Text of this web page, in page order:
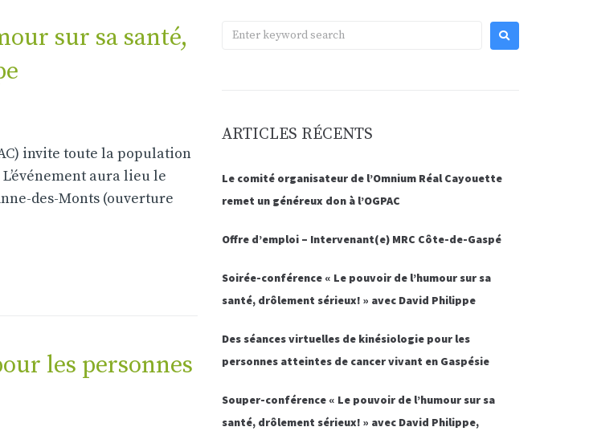
sur sa santé,
invite toute la population
aura lieu le
des-Monts (ouverture
les personnes
ARTICLES RÉCENTS
Le comité organisateur de l’Omnium Réal Cayouette
remet un généreux don à l’OGPAC
Offre d’emploi – Intervenant(e) MRC Côte-de-Gaspé
Soirée-conférence « Le pouvoir de l’humour sur sa
santé, drôlement sérieux! » avec David Philippe
Des séances virtuelles de kinésiologie pour les
personnes atteintes de cancer vivant en Gaspésie
Souper-conférence « Le pouvoir de l’humour sur sa
santé, drôlement sérieux! » avec David Philippe,